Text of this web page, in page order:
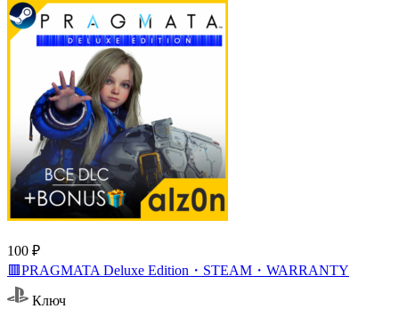
100 ₽
🟥PRAGMATA Deluxe Edition・STEAM・WARRANTY
Ключ